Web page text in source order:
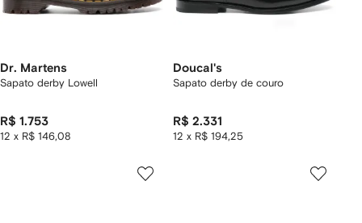
Dr. Martens
Sapato derby Lowell
R$ 1.753
12 x R$ 146,08
Doucal's
Sapato derby de couro
R$ 2.331
12 x R$ 194,25